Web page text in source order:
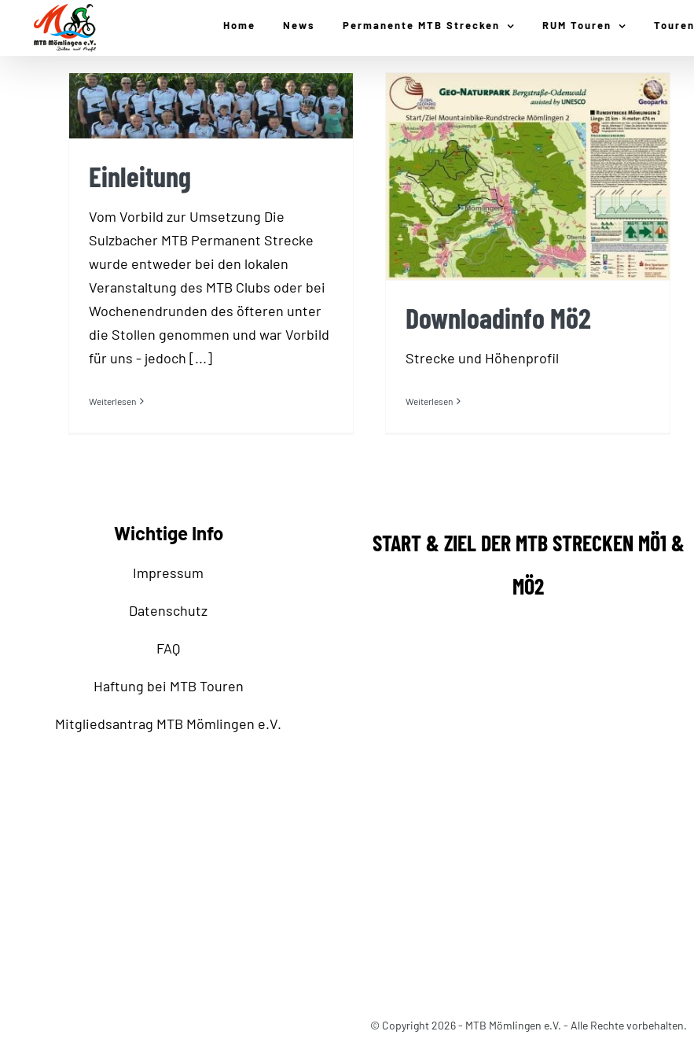
Home News Permanente MTB Strecken RUM Touren Touren
Einleitung
Einleitung
Vom Vorbild zur Umsetzung Die
Sulzbacher MTB Permanent Strecke
wurde entweder bei den lokalen
Veranstaltung des MTB Clubs oder bei
Wochenendrunden des öfteren unter
die Stollen genommen und war Vorbild
für uns - jedoch [...]
Weiterlesen
Downloadinfo Mö2
Downloadinfo Mö2
Strecke und Höhenprofil
Weiterlesen
Wichtige Info
Impressum
Datenschutz
FAQ
Haftung bei MTB Touren
Mitgliedsantrag MTB Mömlingen e.V.
START & ZIEL DER MTB STRECKEN MÖ1 &
MÖ2
© Copyright 2026 - MTB Mömlingen e.V. - Alle Rechte vorbehalten.